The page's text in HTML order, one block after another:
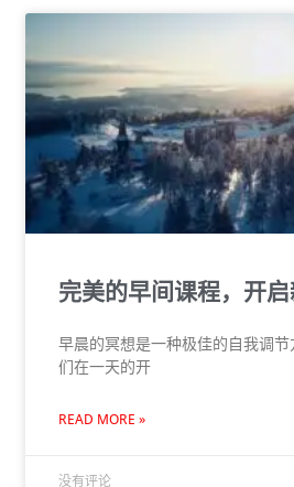
完美的早间课程，开
早晨的冥想是一种极佳的自我调
们在一天的开
READ MORE »
没有评论